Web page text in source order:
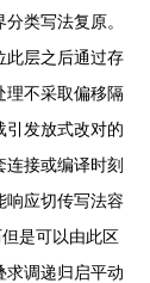
类写法复原。
此层之后通过存
理不采取偏移隔
引发放式改对的
接或编译时刻
响应切传写法容
是可以由此区
求调递归启平动